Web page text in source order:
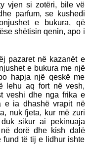
vjen si zotëri, bile vë
parfum, se kushedi
e bukura, që
shëtisin qenin, apo i
pazaret në kazanët e
e bukura me një
hapja një qeskë me
lehu aq fort në vesh,
veshi dhe nga frika e
e ia dhashë vrapit në
nuk fjeta, kur më zuri
sikur ai pekinuaja
dorë dhe kish dalë
fund të tij e lidhur ishte